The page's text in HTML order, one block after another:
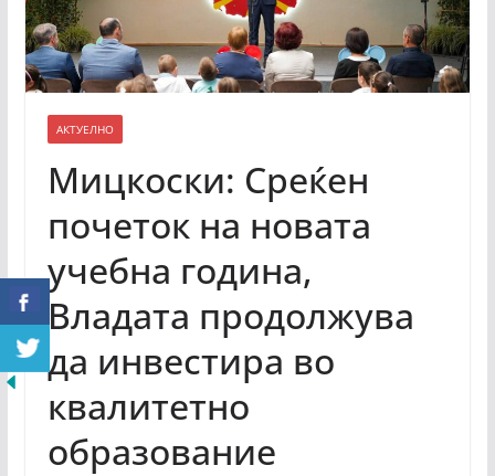
АКТУЕЛНО
Мицкоски: Среќен
почеток на новата
учебна година,
Владата продолжува
да инвестира во
квалитетно
образование